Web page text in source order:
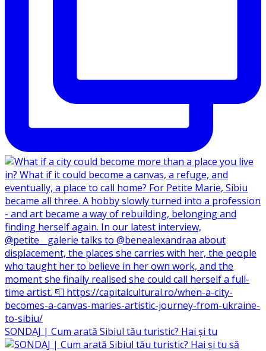
SONDAJ | Cum arată Sibiul tău turistic? Hai și tu